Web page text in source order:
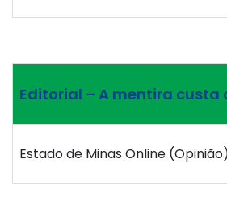
Editorial – A mentira custa
Estado de Minas Online